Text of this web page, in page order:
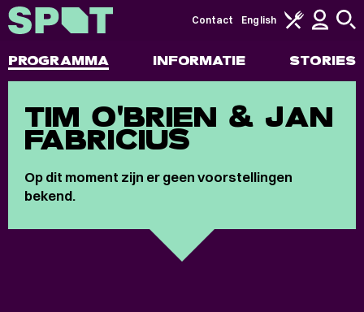
PROGRAMMA INFORMATIE STORIES
Contact English
TIM O'BRIEN & JAN
FABRICIUS
Op dit moment zijn er geen voorstellingen
bekend.